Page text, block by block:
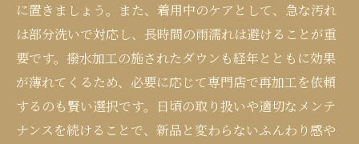
に置きましょう。また、着用中のケアとして、急な汚れ
は部分洗いで対応し、長時間の雨濡れは避けることが重
要です。撥水加工の施されたダウンも経年とともに効果
が薄れてくるため、必要に応じて専門店で再加工を依頼
するのも賢い選択です。日頃の取り扱いや適切なメンテ
ナンスを続けることで、新品と変わらないふんわり感や